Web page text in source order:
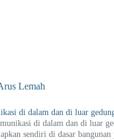
Lemah
di dalam dan di luar
di dalam dan di luar
sendiri di dasar